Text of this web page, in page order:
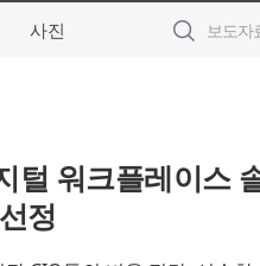
사진
털 워크플레이스
정